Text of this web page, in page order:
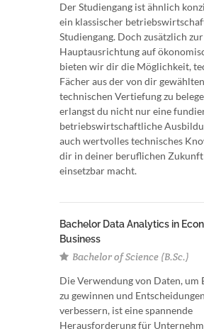
Der Studiengang ist ähnlich
ein klassischer
Studiengang. Doch zusätzlich zur
Hauptausrichtung auf
bieten wir dir die Möglichkeit,
Fächer aus der von dir gewählten
technischen Vertiefung zu
erlangst du nicht nur eine
betriebswirtschaftliche
auch wertvolles technisches
dir in deiner beruflichen
einsetzbar macht.
Bachelor Data Analytics in
Business
Bachelor of Science (B.Sc.)
Die Verwendung von Daten, um
zu gewinnen und
verbessern, ist eine spannende
Herausforderung für